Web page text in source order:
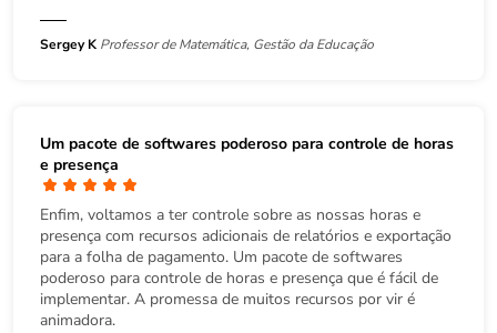
Sergey K Professor de Matemática, Gestão da Educação
Um pacote de softwares poderoso para controle de horas
e presença
Enfim, voltamos a ter controle sobre as nossas horas e
presença com recursos adicionais de relatórios e exportação
para a folha de pagamento. Um pacote de softwares
poderoso para controle de horas e presença que é fácil de
implementar. A promessa de muitos recursos por vir é
animadora.